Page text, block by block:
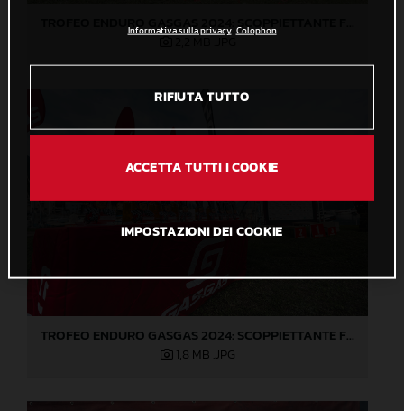
TROFEO ENDURO GASGAS 2024: SCOPPIETTANTE FINALE DI STAGIONE A LOVERE!
1,8 MB .JPG
Informativa sulla privacy Colophon
RIFIUTA TUTTO
ACCETTA TUTTI I COOKIE
IMPOSTAZIONI DEI COOKIE